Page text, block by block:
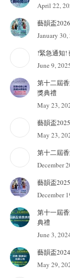
April 22,
藝韻盃
January 30,
!緊急通知!
June 9,
第十二屆
獎典禮
May 23,
藝韻盃
May 23,
第十二屆
December
藝韻盃
December
第十一屆
典禮
June 3,
藝韻盃
May 29,